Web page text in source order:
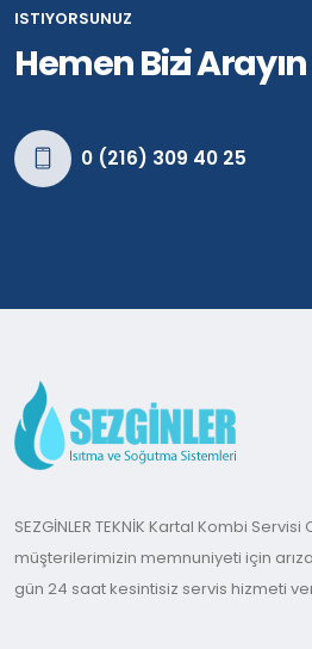
ISTIYORSUNUZ
Hemen Bizi
0 (216) 309 40 25
SEZGİNLER TEKNİK Kartal Kombi
müşterilerimizin memnuniyeti için
gün 24 saat kesintisiz servis hizmeti